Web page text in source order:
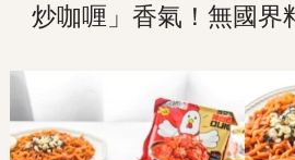
炒咖喱」香氣！無國界